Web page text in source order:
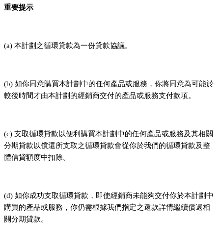
重要提示
(a) 本計劃之循環貸款為一份貸款協議。
(b) 如你同意購買本計劃中的任何產品或服務，你將同意為可能於
較後時間才由本計劃的經銷商交付的產品或服務支付款項。
(c) 支取循環貸款以便利購買本計劃中的任何產品或服務及其相關
分期貸款以償還所支取之循環貸款會從你於我們的循環貸款及整
體信貸額度中扣除。
(d) 如你成功支取循環貸款，即使經銷商未能夠交付你於本計劃中
購買的產品或服務，你仍需根據我們指定之還款詳情繼續償還相
關分期貸款。